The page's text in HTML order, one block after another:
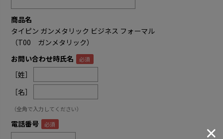
商品名
タイピン ガンメタリック ビジネス フォーマル
（T00 ガンメタリック）
お問い合わせ時氏名
［姓］
［名］
（全角で入力してください）
電話番号